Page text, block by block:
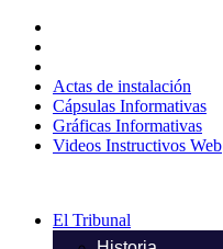
contenido
Actas de instalación
Cápsulas Informativas
Gráficas Informativas
Videos Instructivos Web
El Tribunal